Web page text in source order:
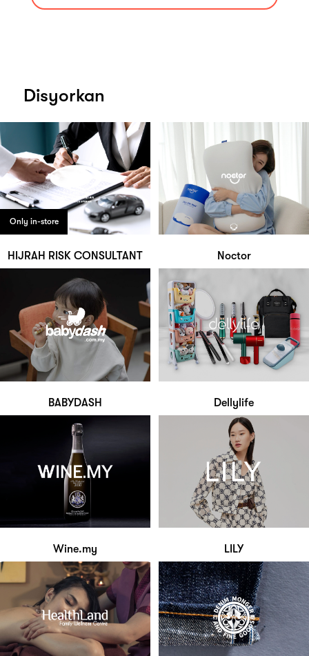
Disyorkan
Only in-store
HIJRAH RISK CONSULTANT Noctor
BABYDASH Dellylife
Wine.my LILY